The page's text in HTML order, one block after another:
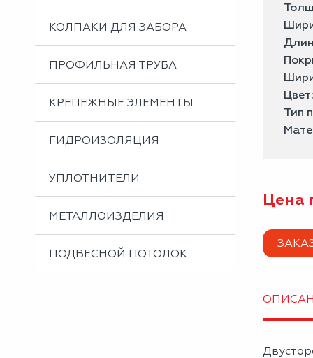
КОЛПАКИ ДЛЯ ЗАБОРА
ПРОФИЛЬНАЯ ТРУБА
КРЕПЕЖНЫЕ ЭЛЕМЕНТЫ
ГИДРОИЗОЛЯЦИЯ
УПЛОТНИТЕЛИ
МЕТАЛЛОИЗДЕЛИЯ
ПОДВЕСНОЙ ПОТОЛОК
Тип
Цена